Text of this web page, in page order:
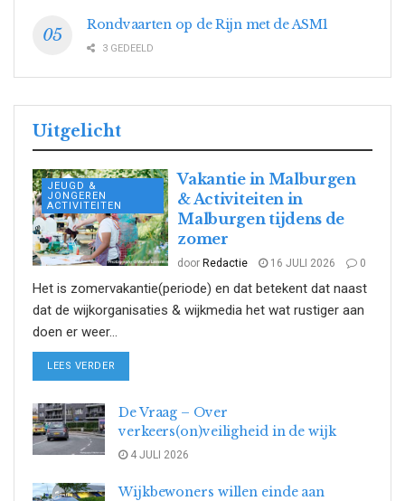
Rondvaarten op de Rijn met de ASM1
3 GEDEELD
Uitgelicht
JEUGD &
JONGEREN
ACTIVITEITEN
Vakantie in Malburgen
& Activiteiten in
Malburgen tijdens de
zomer
door Redactie 16 JULI 2026 0
Het is zomervakantie(periode) en dat betekent dat naast
dat de wijkorganisaties & wijkmedia het wat rustiger aan
doen er weer...
LEES VERDER
De Vraag – Over
verkeers(on)veiligheid in de wijk
4 JULI 2026
Wijkbewoners willen einde aan